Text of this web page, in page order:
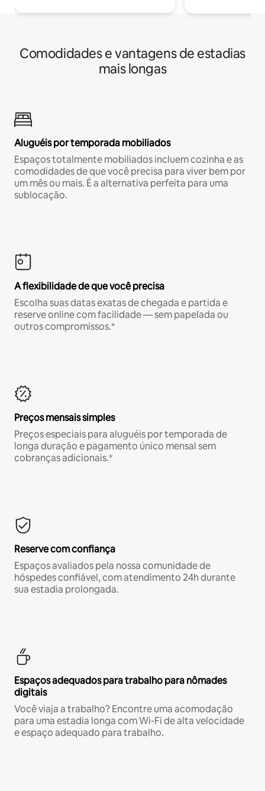
Comodidades e vantagens de estadias
mais longas
Aluguéis por temporada mobiliados
Espaços totalmente mobiliados incluem cozinha e as
comodidades de que você precisa para viver bem por
um mês ou mais. É a alternativa perfeita para uma
sublocação.
A flexibilidade de que você precisa
Escolha suas datas exatas de chegada e partida e
reserve online com facilidade — sem papelada ou
outros compromissos.*
Preços mensais simples
Preços especiais para aluguéis por temporada de
longa duração e pagamento único mensal sem
cobranças adicionais.*
Reserve com confiança
Espaços avaliados pela nossa comunidade de
hóspedes confiável, com atendimento 24h durante
sua estadia prolongada.
Espaços adequados para trabalho para nômades
digitais
Você viaja a trabalho? Encontre uma acomodação
para uma estadia longa com Wi-Fi de alta velocidade
e espaço adequado para trabalho.